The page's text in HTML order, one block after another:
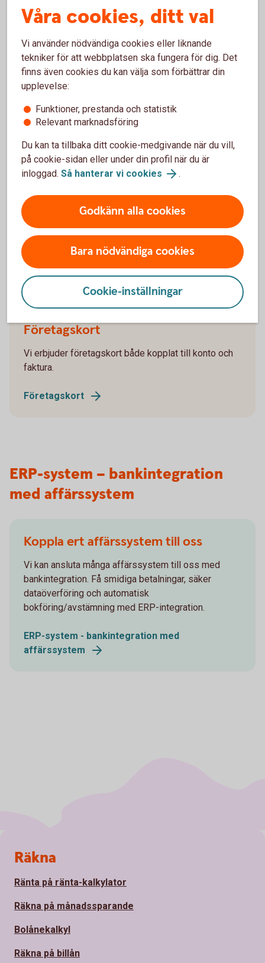
Betala löner
Löner och andra utbetalningar
Att betala ut lön i rätt tid är lika viktigt för dig som
arbetsgivare som för de anställda. Vi har lönetjänster
som passar oavsett antal anställda.
Löner och andra utbetalningar
Betala med kort – företagskort
Företagskort
Vi erbjuder företagskort både kopplat till konto och
faktura.
Företagskort
ERP-system – bankintegration
med affärssystem
Koppla ert affärssystem till oss
Vi kan ansluta många affärssystem till oss med
bankintegration. Få smidiga betalningar, säker
dataöverföring och automatisk
bokföring/avstämning med ERP-integration.
ERP-system - bankintegration med
affärssystem
Våra cookies, ditt val
Vi använder nödvändiga cookies eller liknande
tekniker för att webbplatsen ska fungera för dig. Det
finns även cookies du kan välja som förbättrar din
upplevelse:
Funktioner, prestanda och statistik
Relevant marknadsföring
Du kan ta tillbaka ditt cookie-medgivande när du vill,
på cookie-sidan eller under din profil när du är
inloggad. Så hanterar vi cookies .
Godkänn alla cookies
Bara nödvändiga cookies
Cookie-inställningar
Sidfot
Räkna
Ränta på ränta-kalkylator
Räkna på månadssparande
Bolånekalkyl
Räkna på billån